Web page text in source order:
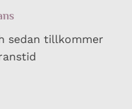
sedan tillkommer